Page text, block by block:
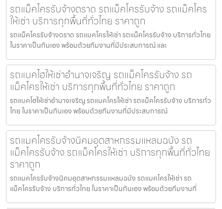
รถแม็คโครรับจ้างตราด รถแม็คโครรับจ้าง รถแม็คโคร
ให้เช่า บริการทุกพื้นที่ทั่วไทย ราคาถูก
รถแม็คโครรับจ้างตราด รถแมคโครให้เช่า รถแม็คโครรับจ้าง บริการทั่วไทย
ในราคาเป็นกันเอง พร้อมด้วยทีมงานที่มีประสบการณ์ และ
รถแบคโฮให้เช่าอำนาจเจริญ รถแม็คโครรับจ้าง รถ
แม็คโครให้เช่า บริการทุกพื้นที่ทั่วไทย ราคาถูก
รถแบคโฮให้เช่าอำนาจเจริญ รถแมคโครให้เช่า รถแม็คโครรับจ้าง บริการทั่ว
ไทย ในราคาเป็นกันเอง พร้อมด้วยทีมงานที่มีประสบการณ์
รถแมคโครรับจ้างนิคมอุตสาหกรรมแหลมฉบัง รถ
แม็คโครรับจ้าง รถแม็คโครให้เช่า บริการทุกพื้นที่ทั่วไทย
ราคาถูก
รถแมคโครรับจ้างนิคมอุตสาหกรรมแหลมฉบัง รถแมคโครให้เช่า รถ
แม็คโครรับจ้าง บริการทั่วไทย ในราคาเป็นกันเอง พร้อมด้วยทีมงานที่